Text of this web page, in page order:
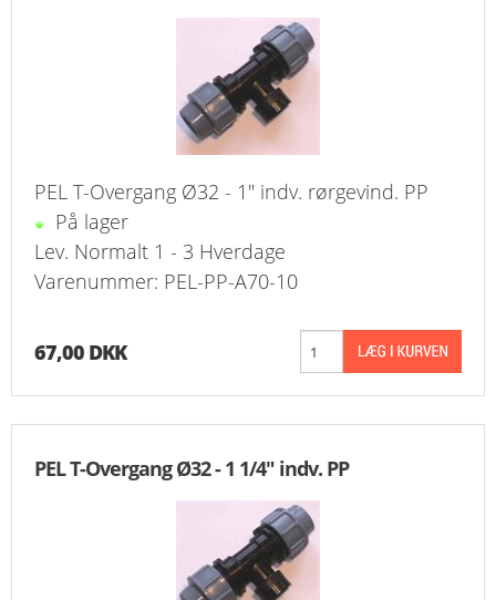
PEL T-Overgang Ø32 - 1" indv. rørgevind. PP
På lager
Lev. Normalt 1 - 3 Hverdage
Varenummer: PEL-PP-A70-10
67,00 DKK
PEL T-Overgang Ø32 - 1 1/4" indv. PP